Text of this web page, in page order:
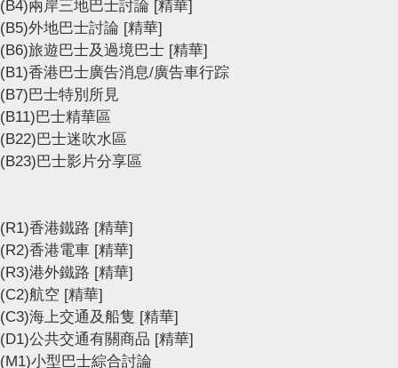
(B4)兩岸三地巴士討論 [精華]
(B5)外地巴士討論 [精華]
(B6)旅遊巴士及過境巴士 [精華]
(B1)香港巴士廣告消息/廣告車行踪
(B7)巴士特別所見
(B11)巴士精華區
(B22)巴士迷吹水區
(B23)巴士影片分享區
(R1)香港鐵路 [精華]
(R2)香港電車 [精華]
(R3)港外鐵路 [精華]
(C2)航空 [精華]
(C3)海上交通及船隻 [精華]
(D1)公共交通有關商品 [精華]
(M1)小型巴士綜合討論